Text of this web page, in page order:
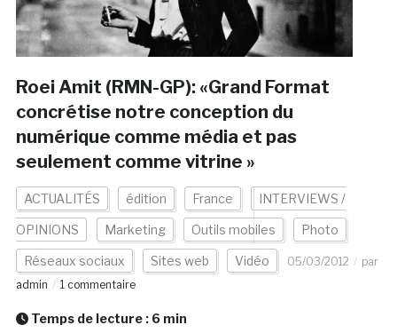
Roei Amit (RMN-GP): «Grand Format
concrétise notre conception du
numérique comme média et pas
seulement comme vitrine »
ACTUALITÉS édition France INTERVIEWS /
OPINIONS Marketing Outils mobiles Photo
Réseaux sociaux Sites web Vidéo 05/03/2012
par
admin
1 commentaire
Temps de lecture : 6 min